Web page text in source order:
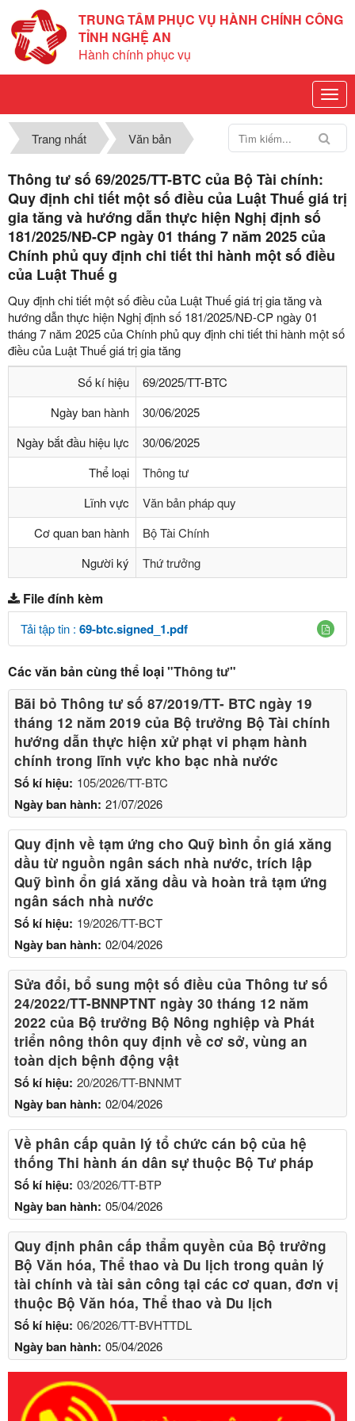
TRUNG TÂM PHỤC VỤ HÀNH CHÍNH CÔNG
TỈNH NGHỆ AN
Hành chính phục vụ
Trang nhất Văn bản
Thông tư số 69/2025/TT-BTC của Bộ Tài chính:
Quy định chi tiết một số điều của Luật Thuế giá trị
gia tăng và hướng dẫn thực hiện Nghị định số
181/2025/NĐ-CP ngày 01 tháng 7 năm 2025 của
Chính phủ quy định chi tiết thi hành một số điều
của Luật Thuế g
Quy định chi tiết một số điều của Luật Thuế giá trị gia tăng và
hướng dẫn thực hiện Nghị định số 181/2025/NĐ-CP ngày 01
tháng 7 năm 2025 của Chính phủ quy định chi tiết thi hành một số
điều của Luật Thuế giá trị gia tăng
Số kí hiệu
69/2025/TT-BTC
Ngày ban hành
30/06/2025
Ngày bắt đầu hiệu lực
30/06/2025
Thể loại
Thông tư
Lĩnh vực
Văn bản pháp quy
Cơ quan ban hành
Bộ Tài Chính
Người ký
Thứ trưởng
File đính kèm
Tải tập tin : 69-btc.signed_1.pdf
Các văn bản cùng thể loại"Thông tư"
Số kí hiệu: 105/2026/TT-BTC
Ngày ban hành: 21/07/2026
Bãi bỏ Thông tư số 87/2019/TT- BТC ngày 19
tháng 12 năm 2019 của Bộ trưởng Bộ Tài chính
hướng dẫn thực hiện xử phạt vi phạm hành
chính trong lĩnh vực kho bạc nhà nước
Số kí hiệu: 19/2026/TT-BCT
Ngày ban hành: 02/04/2026
Quy định về tạm ứng cho Quỹ bình ổn giá xăng
dầu từ nguồn ngân sách nhà nước, trích lập
Quỹ bình ổn giá xăng dầu và hoàn trả tạm ứng
ngân sách nhà nước
Số kí hiệu: 20/2026/TT-BNNMT
Ngày ban hành: 02/04/2026
Sửa đổi, bổ sung một số điều của Thông tư số
24/2022/TT-BNNPTNT ngày 30 tháng 12 năm
2022 của Bộ trưởng Bộ Nông nghiệp và Phát
triển nông thôn quy định về cơ sở, vùng an
toàn dịch bệnh động vật
Số kí hiệu: 03/2026/TT-BTP
Ngày ban hành: 05/04/2026
Về phân cấp quản lý tổ chức cán bộ của hệ
thống Thi hành án dân sự thuộc Bộ Tư pháp
Số kí hiệu: 06/2026/TT-BVHTTDL
Ngày ban hành: 05/04/2026
Quy định phân cấp thẩm quyền của Bộ trưởng
Bộ Văn hóa, Thể thao và Du lịch trong quản lý
tài chính và tài sản công tại các cơ quan, đơn vị
thuộc Bộ Văn hóa, Thể thao và Du lịch